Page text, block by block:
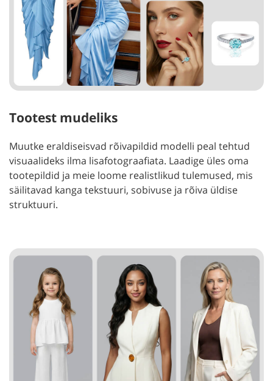
Tootest mudeliks
Muutke eraldiseisvad rõivapildid modelli peal tehtud
visuaalideks ilma lisafotograafiata. Laadige üles oma
tootepildid ja meie loome realistlikud tulemused, mis
säilitavad kanga tekstuuri, sobivuse ja rõiva üldise
struktuuri.